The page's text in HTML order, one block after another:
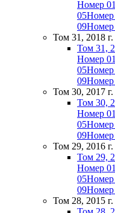
Номер 01
05Номер
09Номер
Том 31, 2018 г.
Том 31,
Номер 01
05Номер
09Номер
Том 30, 2017 г.
Том 30,
Номер 01
05Номер
09Номер
Том 29, 2016 г.
Том 29,
Номер 01
05Номер
09Номер
Том 28, 2015 г.